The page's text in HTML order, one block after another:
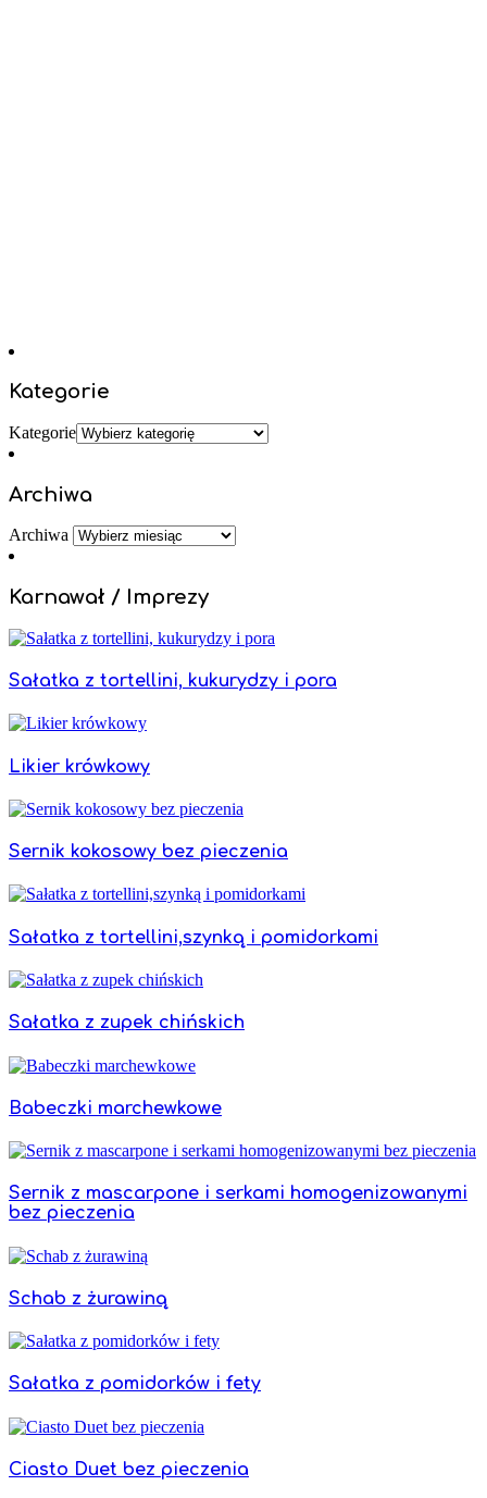
Kategorie
Kategorie
Archiwa
Archiwa
Karnawał / Imprezy
Sałatka z tortellini, kukurydzy i pora
Likier krówkowy
Sernik kokosowy bez pieczenia
Sałatka z tortellini,szynką i pomidorkami
Sałatka z zupek chińskich
Babeczki marchewkowe
Sernik z mascarpone i serkami homogenizowanymi
bez pieczenia
Schab z żurawiną
Sałatka z pomidorków i fety
Ciasto Duet bez pieczenia